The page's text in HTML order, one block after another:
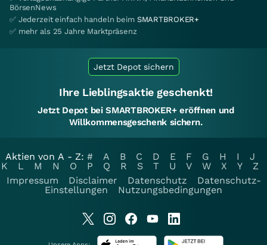
BörsenNews
✅ Jederzeit einfach handeln beim SMARTBROKER+
✅ mehr als 25 Jahre Marktpräsenz
Jetzt Depot sichern
Ihre Lieblingsaktie geschenkt!
Jetzt Depot bei SMARTBROKER+ eröffnen und
Willkommensgeschenk sichern.
Aktien von A - Z: # A B C D E F G H I
J
K
L M N O P Q R S T U V W X Y
Z
Impressum
Disclaimer Datenschutz
Datenschutz-
Einstellungen
Nutzungsbedingungen